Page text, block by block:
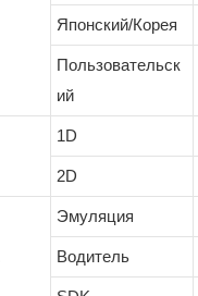
Японский/Корея
Пользовательск
ий
1D
2D
Эмуляция
Водитель